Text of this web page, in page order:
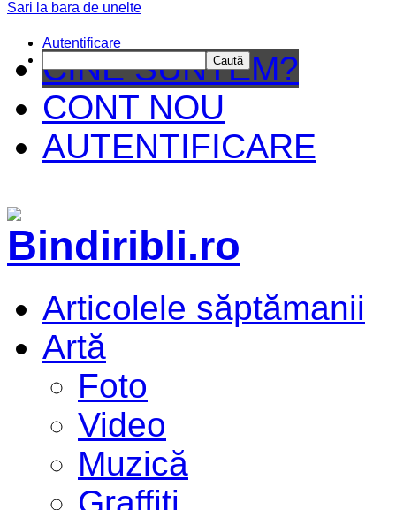
CINE SUNTEM?
CONT NOU
AUTENTIFICARE
Articolele săptămanii
Artă
Foto
Video
Muzică
Graffiti
Sari la bara de unelte
Autentificare
Caută